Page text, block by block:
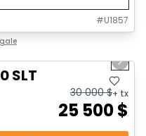
#U1857
Next
SLT
25 500$
30 000$+ tx